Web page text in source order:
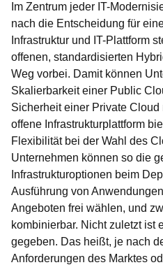
Im Zentrum jeder IT-
nach die Entscheidung für
Infrastruktur und IT-Plattform
offenen, standardisierten
Weg vorbei. Damit können
Skalierbarkeit einer Public
Sicherheit einer Private
offene Infrastrukturplattform
Flexibilität bei der Wahl des
Unternehmen können so die
Infrastrukturoptionen beim
Ausführung von
Angeboten frei wählen, und
kombinierbar. Nicht zuletzt ist
gegeben. Das heißt, je nach
Anforderungen des Marktes